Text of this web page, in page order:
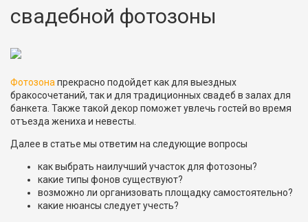
свадебной фотозоны
Фотозона прекрасно подойдет как для выездных
бракосочетаний, так и для традиционных свадеб в залах для
банкета. Также такой декор поможет увлечь гостей во время
отъезда жениха и невесты.
Далее в статье мы ответим на следующие вопросы
как выбрать наилучший участок для фотозоны?
какие типы фонов существуют?
возможно ли организовать площадку самостоятельно?
какие нюансы следует учесть?